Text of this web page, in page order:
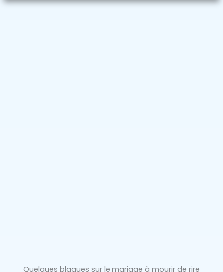
Quelques blagues sur le mariage à mourir de rire